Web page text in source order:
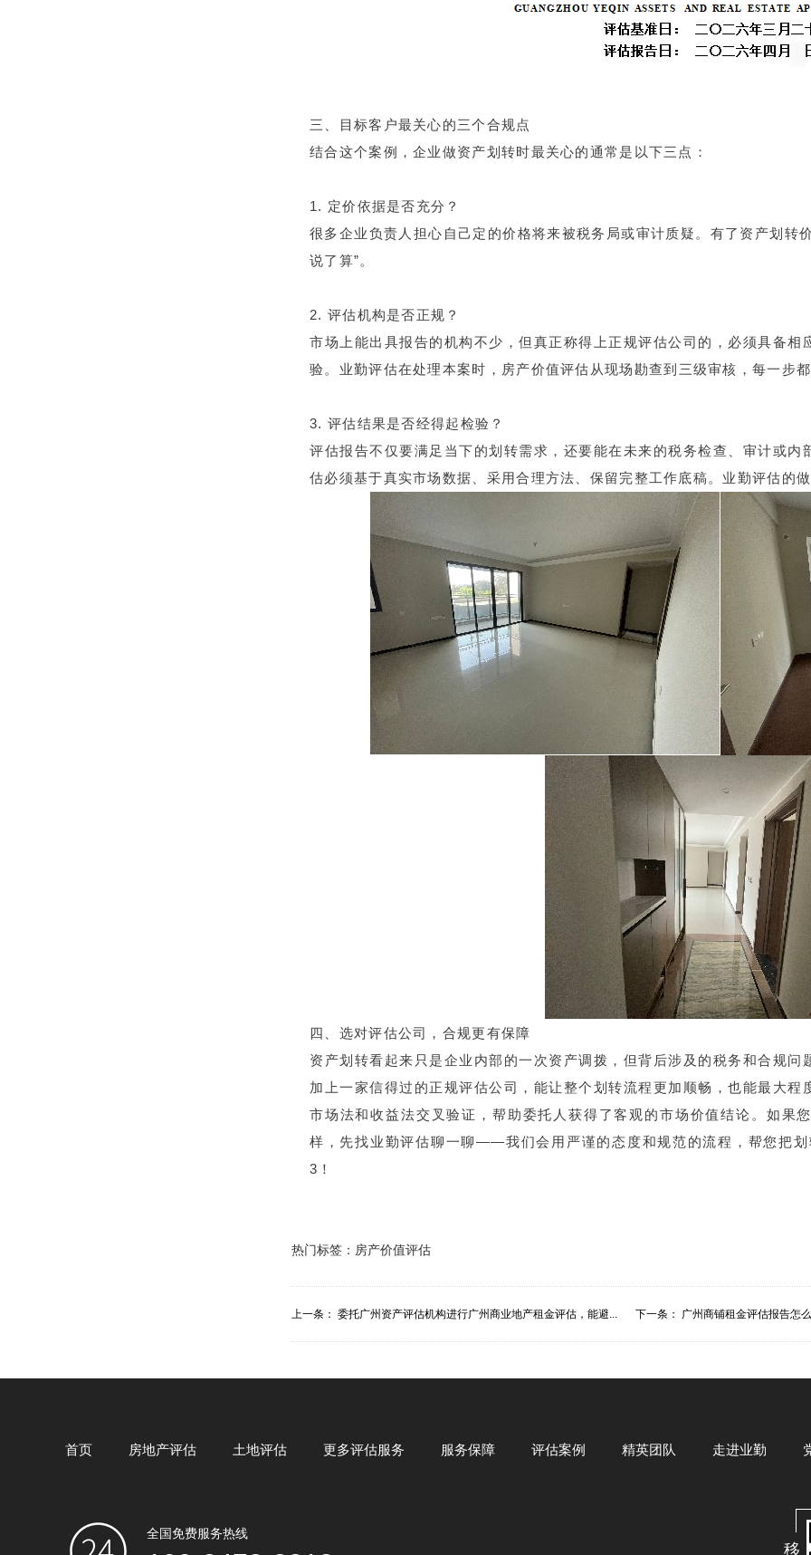
三、目标客户最关心的三个合规点
结合这个案例，企业做资产划转时最关心的通常是以下三点：
1. 定价依据是否充分？
很多企业负责人担心自己定的价格将来被税务局或审计质疑。有了资产划转
说了算”。
2. 评估机构是否正规？
市场上能出具报告的机构不少，但真正称得上正规评估公司的，必须具备
验。业勤评估在处理本案时， 房产价值评估 从现场勘查到三级审核，每一步
3. 评估结果是否经得起检验？
评估报告不仅要满足当下的划转需求，还要能在未来的税务检查、审计或
估必须基于真实市场数据、采用合理方法、保留完整工作底稿。业勤评估的做
四、选对评估公司，合规更有保障
资产划转看起来只是企业内部的一次资产调拨，但背后涉及的税务和合规问
加上一家信得过的正规评估公司，能让整个划转流程更加顺畅，也能最大
市场法和收益法交叉验证，帮助委托人获得了客观的市场价值结论。如果
样，先找业勤评估聊一聊——我们会用严谨的态度和规范的流程，帮您把
3！
热门标签： 房产价值评估
上一条： 委托广州资产评估机构进行广州商业地产租金评估，能避... 下一条： 广州商铺租金评估报告怎
首页 房地产评估 土地评估 更多评估服务 服务保障 评估案例 精英团队 走进业勤
全国免费服务热线
移